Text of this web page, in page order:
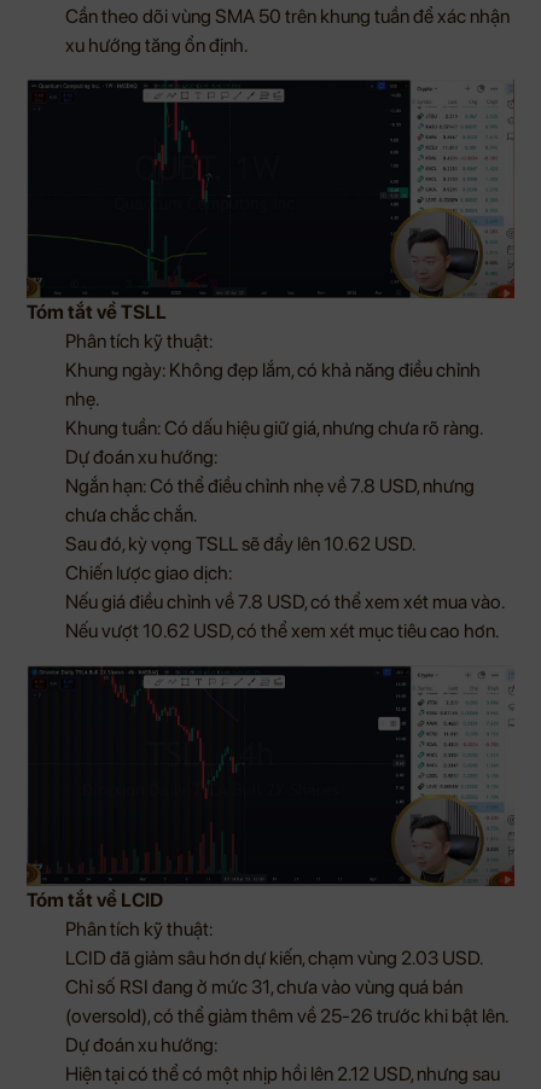
Cần theo dõi vùng SMA 50 trên khung tuần để xác nhận
xu hướng tăng ổn định.
Tóm tắt về TSLL
Phân tích kỹ thuật:
Khung ngày: Không đẹp lắm, có khả năng điều chỉnh
nhẹ.
Khung tuần: Có dấu hiệu giữ giá, nhưng chưa rõ ràng.
Dự đoán xu hướng:
Ngắn hạn: Có thể điều chỉnh nhẹ về 7.8 USD, nhưng
chưa chắc chắn.
Sau đó, kỳ vọng TSLL sẽ đẩy lên 10.62 USD.
Chiến lược giao dịch:
Nếu giá điều chỉnh về 7.8 USD, có thể xem xét mua vào.
Nếu vượt 10.62 USD, có thể xem xét mục tiêu cao hơn.
Tóm tắt về LCID
Phân tích kỹ thuật:
LCID đã giảm sâu hơn dự kiến, chạm vùng 2.03 USD.
Chỉ số RSI đang ở mức 31, chưa vào vùng quá bán
(oversold), có thể giảm thêm về 25-26 trước khi bật lên.
Dự đoán xu hướng:
Hiện tại có thể có một nhịp hồi lên 2.12 USD, nhưng sau